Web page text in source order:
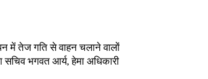
में तेज गति से वाहन चलाने वालों
सचिव भगवत आर्य, हेमा अधिकारी